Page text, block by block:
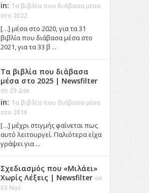
in: Τα βιβλία που διάβασα μέσα
στο 2022
[…] μέσα στο 2020, για τα 31
βιβλία που διάβασα μέσα στο
2021, για τα 33 β ...
Τα βιβλία που διάβασα
μέσα στο 2025 | Newsfilter
on 29 Δεκ
in: Τα βιβλία που διάβασα μέσα
στο 2018
[…] μέχρι στιγμής φαίνεται πως
αυτό λειτουργεί. Παλιότερα είχα
γράψει για ...
Σχεδιασμός που «Μιλάει»
Χωρίς Λέξεις | Newsfilter on
03 Νοέ